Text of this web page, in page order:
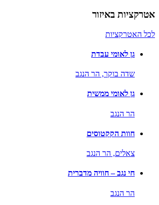
אטרקציות באיזור
לכל האטרקציות
גן לאומי עבדת
שדה בוקר, הר הנגב
גן לאומי ממשית
הר הנגב
חוות הקקטוסים
צאלים, הר הנגב
חי נגב – חוויה מדברית
הר הנגב